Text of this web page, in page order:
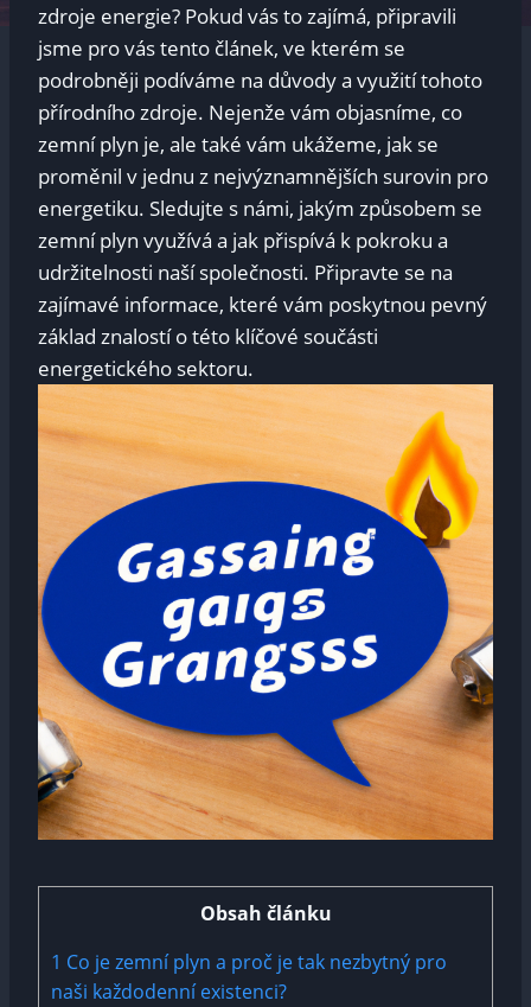
zdroje energie? ‍Pokud vás to zajímá, připravili
jsme​ pro vás ⁣tento článek, ‍ve kterém se‍
podrobněji podíváme⁢ na důvody a využití ⁢tohoto
přírodního zdroje. ⁤Nejenže vám ⁣objasníme, co
zemní plyn je,​ ale také vám ⁣ukážeme, jak se
proměnil​ v jednu z nejvýznamnějších surovin‌ pro
energetiku. Sledujte s námi,​ jakým způsobem se
zemní plyn využívá a​ jak přispívá⁢ k pokroku a
udržitelnosti⁣ naší ‍společnosti.‍ Připravte se na
zajímavé informace, které vám poskytnou ​pevný
základ znalostí o této klíčové součásti
energetického sektoru.
Obsah článku
1 Co je zemní ⁣plyn​ a proč ⁢je tak⁢ nezbytný pro
naši každodenní⁣ existenci?